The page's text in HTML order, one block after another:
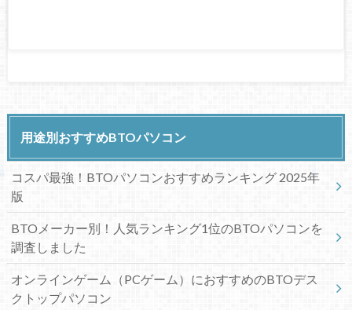
用途別おすすめBTOパソコン
コスパ最強！BTOパソコンおすすめランキング 2025年
版
BTOメーカー別！人気ランキング1位のBTOパソコンを
調査しました
オンラインゲーム（PCゲーム）におすすめのBTOデス
クトップパソコン